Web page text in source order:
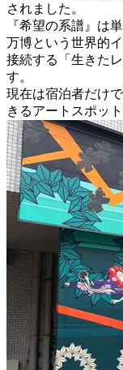
されました。
『希望の系譜』は
万博という世界的
接続する「生きた
す。
現在は宿泊者だけ
きるアートスポッ